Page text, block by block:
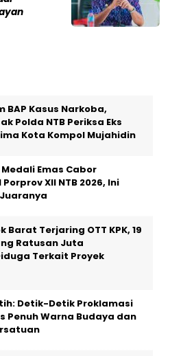
BAP Kasus Narkoba,
Polda NTB Periksa Eks
Kota Kompol Mujahidin
Emas Cabor
XII NTB 2026, Ini
Barat Terjaring OTT KPK, 19
Ratusan Juta
Terkait Proyek
Detik-Detik Proklamasi
Penuh Warna Budaya dan